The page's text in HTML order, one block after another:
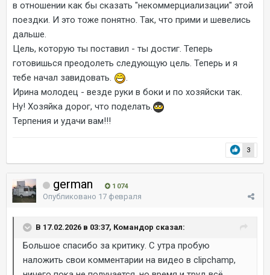
в отношении как бы сказать "некоммерциализации" этой
поездки. И это тоже понятно. Так, что прими и шевелись
дальше.
Цель, которую ты поставил - ты достиг. Теперь
готовишься преодолеть следующую цель. Теперь и я
тебе начал завидовать.
Ирина молодец - везде руки в боки и по хозяйски так.
Ну! Хозяйка дорог, что поделать.
Терпения и удачи вам!!!
3
german 1 074
Опубликовано 17 февраля
В 17.02.2026 в 03:37, Командор сказал:
Большое спасибо за критику. С утра пробую
наложить свои комментарии на видео в clipchamp,